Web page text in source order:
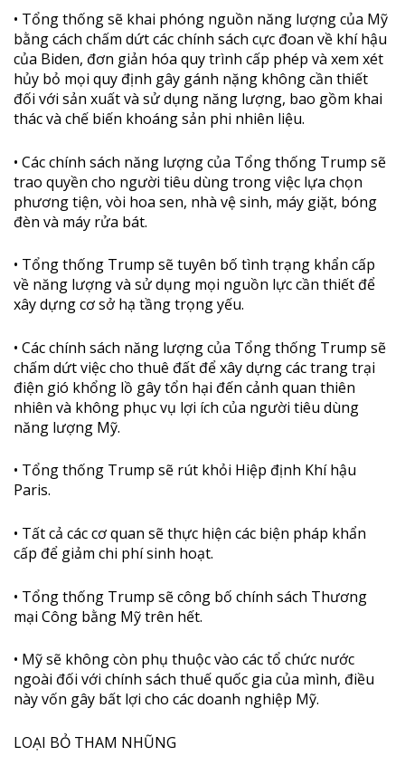
• Tổng thống sẽ khai phóng nguồn năng lượng của Mỹ
bằng cách chấm dứt các chính sách cực đoan về khí hậu
của Biden, đơn giản hóa quy trình cấp phép và xem xét
hủy bỏ mọi quy định gây gánh nặng không cần thiết
đối với sản xuất và sử dụng năng lượng, bao gồm khai
thác và chế biến khoáng sản phi nhiên liệu.
• Các chính sách năng lượng của Tổng thống Trump sẽ
trao quyền cho người tiêu dùng trong việc lựa chọn
phương tiện, vòi hoa sen, nhà vệ sinh, máy giặt, bóng
đèn và máy rửa bát.
• Tổng thống Trump sẽ tuyên bố tình trạng khẩn cấp
về năng lượng và sử dụng mọi nguồn lực cần thiết để
xây dựng cơ sở hạ tầng trọng yếu.
• Các chính sách năng lượng của Tổng thống Trump sẽ
chấm dứt việc cho thuê đất để xây dựng các trang trại
điện gió khổng lồ gây tổn hại đến cảnh quan thiên
nhiên và không phục vụ lợi ích của người tiêu dùng
năng lượng Mỹ.
• Tổng thống Trump sẽ rút khỏi Hiệp định Khí hậu
Paris.
• Tất cả các cơ quan sẽ thực hiện các biện pháp khẩn
cấp để giảm chi phí sinh hoạt.
• Tổng thống Trump sẽ công bố chính sách Thương
mại Công bằng Mỹ trên hết.
• Mỹ sẽ không còn phụ thuộc vào các tổ chức nước
ngoài đối với chính sách thuế quốc gia của mình, điều
này vốn gây bất lợi cho các doanh nghiệp Mỹ.
LOẠI BỎ THAM NHŨNG